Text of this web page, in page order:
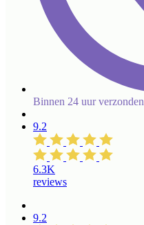
Binnen 24 uur verzonden
9.2
6.3K
reviews
9.2